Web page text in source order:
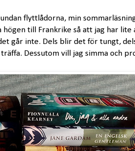
flyttlådorna, min
till Frankrike så att jag har lite
går inte. Dels blir det för tungt,
Dessutom vill jag simma och